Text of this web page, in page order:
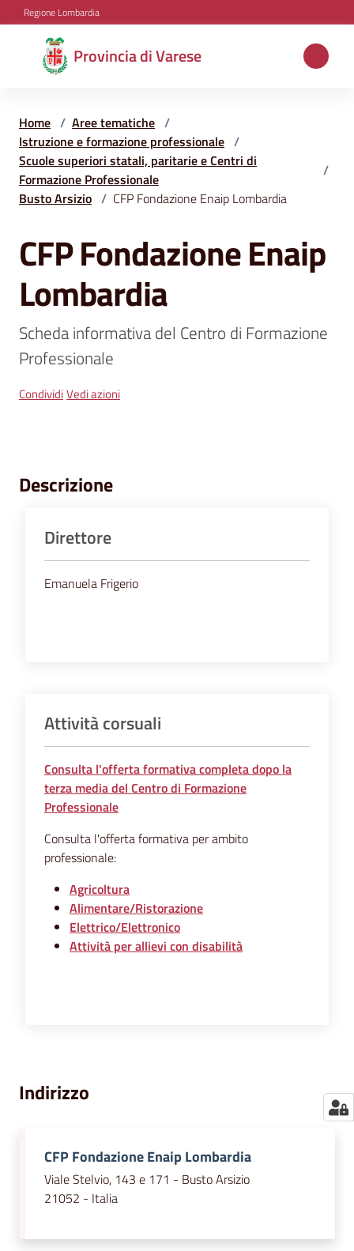
Vai al contenuto
Vai alla navigazione
Vai al footer
Regione Lombardia
Provincia di Varese
Provincia
di
Aree
tematiche
Amministrazione
e
segnalazioni
News
Home / Aree tematiche /
Istruzione e formazione professionale /
Scuole superiori statali, paritarie e Centri di
Formazione Professionale
/
Busto Arsizio / CFP Fondazione Enaip Lombardia
Salta al contenuto
CFP Fondazione Enaip
Lombardia
Scheda informativa del Centro di Formazione
Professionale
CondividiVedi azioni
Descrizione
Direttore
Emanuela Frigerio
Attività corsuali
Consulta l'offerta formativa completa dopo la
terza media del Centro di Formazione
Professionale
Consulta l'offerta formativa per ambito
professionale:
Agricoltura
Alimentare/Ristorazione
Elettrico/Elettronico
Attività per allievi con disabilità
Indirizzo
CFP Fondazione Enaip Lombardia
Viale Stelvio, 143 e 171 - Busto Arsizio
21052 - Italia